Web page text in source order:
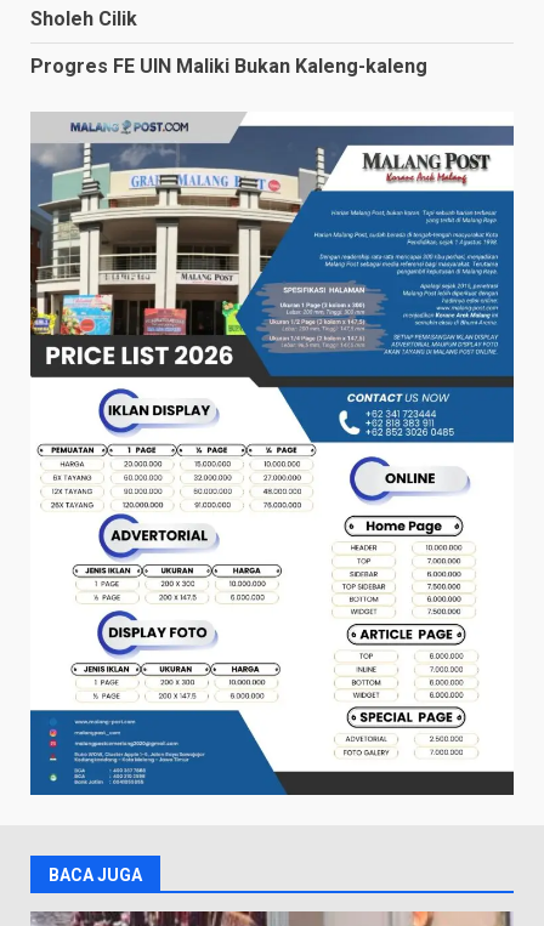
Sholeh Cilik
Progres FE UIN Maliki Bukan Kaleng-kaleng
BACA JUGA